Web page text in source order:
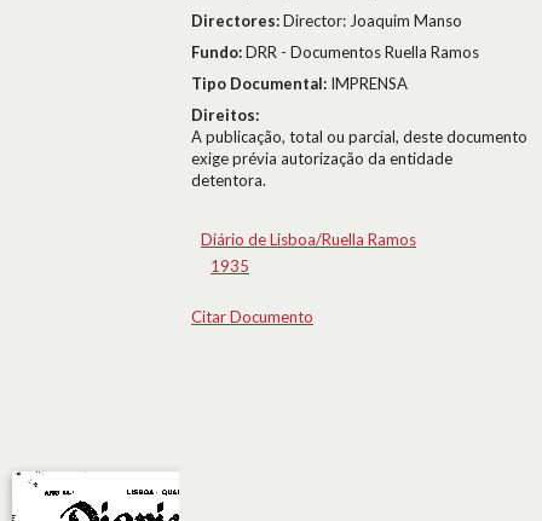
Directores:Director: Joaquim Manso
Fundo:DRR - Documentos Ruella Ramos
Tipo Documental: IMPRENSA
Direitos:
A publicação, total ou parcial, deste documento
exige prévia autorização da entidade
detentora.
Diário de Lisboa/Ruella Ramos
1935
Citar Documento